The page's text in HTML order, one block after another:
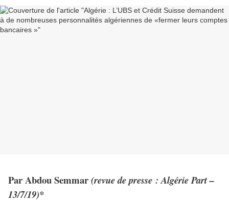
Par Abdou Semmar(revue de presse : Algérie Part –
13/7/19)*